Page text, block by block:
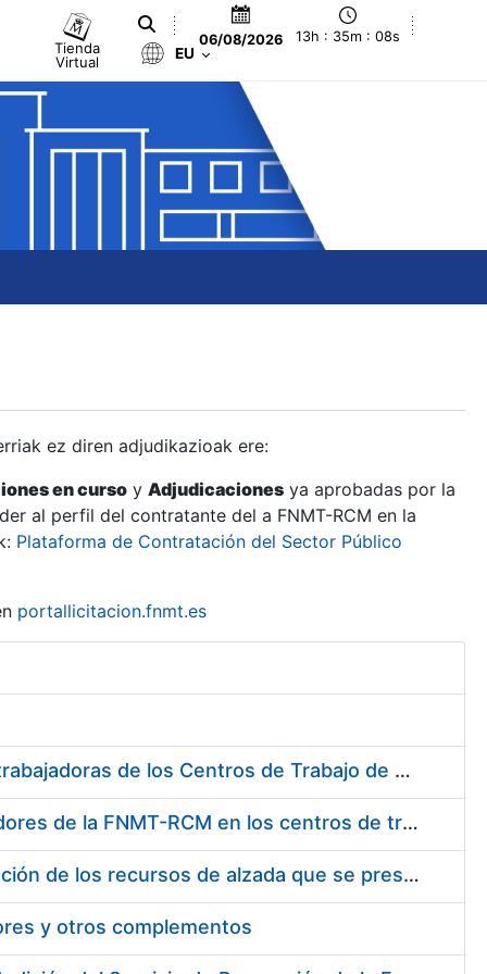
Tienda
Virtual
06/08/2026 13h : 35m : 09s
EU
ez diren adjudikazioak ere:
en curso y Adjudicaciones ya aprobadas por la
al perfil del contratante del a FNMT-RCM en la
Plataforma de Contratación del Sector Público
portallicitacion.fnmt.es
Suministro de Protectores Auditivos a medida para las personas trabajadoras de los Centros de Trabajo de Madrid y Burgos
Suministro de gafas graduadas antiproyecciones para los trabajadores de la FNMT-RCM en los centros de trabajo de Madrid y Burgos
Servicios de una empresa externa para el asesoramiento y resolución de los recursos de alzada que se presentan relacionados con procesos de selección para la FNMT-RCM
y otros complementos